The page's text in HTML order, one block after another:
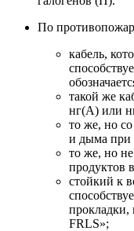
По
кабель,
такой же
нг(А) или
то же, но
и дыма при
то же, но
продуктов
стойкий к
FRLS»;